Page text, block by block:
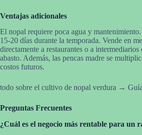
Ventajas adicionales
El nopal requiere poca agua y mantenimiento.
15-20 días durante la temporada. Vende en
directamente a restaurantes o a intermediarios
abasto. Además, las pencas madre se
costos futuros.
todo sobre el cultivo de nopal verdura →
Preguntas Frecuentes
¿Cuál es el negocio más rentable para un